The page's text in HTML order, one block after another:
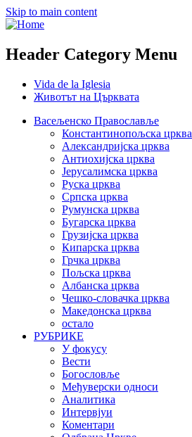
Skip to main content
Header Category Menu
Vida de la Iglesia
Животът на Църквата
Васељенско Православље
Константинопољска црква
Александријска црква
Антиохијска црква
Јерусалимска црква
Руска црква
Српска црква
Румунска црква
Бугарска црква
Грузијска црква
Кипарска црква
Грчка црква
Пољска црква
Албанска црква
Чешко-словачка црква
Македонска црква
остало
РУБРИКЕ
У фокусу
Вести
Богословље
Међуверски односи
Аналитика
Интервјуи
Коментари